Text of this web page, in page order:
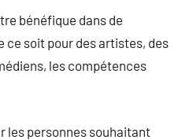
bénéfique dans de
ce soit pour des artistes, des
les compétences
les personnes souhaitant